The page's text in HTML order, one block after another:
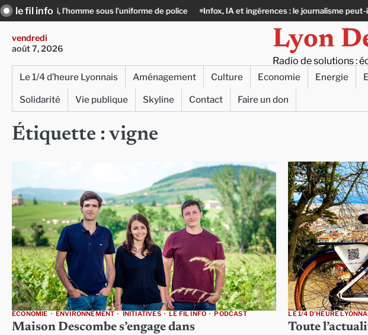
Skip
to
content
le fil info
l’homme sous l’uniforme de police Infox, IA et ingérences : le journalisme peut-il encore
vendredi
août 7, 2026
Lyon
Radio de solutions :
Le 1/4 d’heure Lyonnais Aménagement Culture Economie Energie
Solidarité
Vie publique Skyline Contact Faire un don
Étiquette :vigne
ECONOMIE ENVIRONNEMENT INITIATIVES LE FIL INFO PODCAST
Maison Descombe s’engage dans
LE 1/4 D'HEURE
Toute